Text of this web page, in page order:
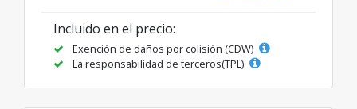
Incluido en el precio:
Exención de daños por colisión (CDW)
La responsabilidad de terceros(TPL)